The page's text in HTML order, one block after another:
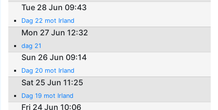
Tue 28 Jun 09:43
Dag 22 mot Irland
Mon 27 Jun 12:32
dag 21
Sun 26 Jun 09:14
Dag 20 mot Irland
Sat 25 Jun 11:25
Dag 19 mot Irland
Fri 24 Jun 10:06